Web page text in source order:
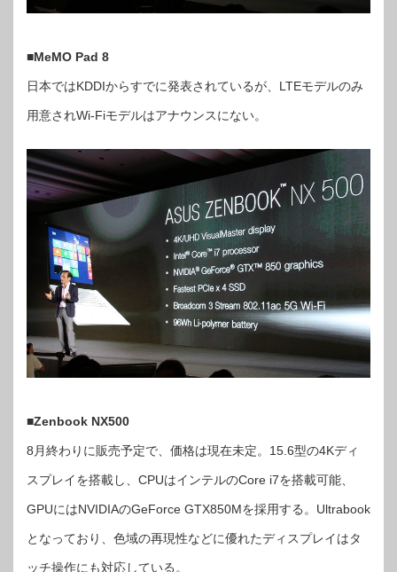
■MeMO Pad 8
日本ではKDDIからすでに発表されているが、LTEモデルのみ
用意されWi-Fiモデルはアナウンスにない。
■Zenbook NX500
8月終わりに販売予定で、価格は現在未定。15.6型の4Kディ
スプレイを搭載し、CPUはインテルのCore i7を搭載可能、
GPUにはNVIDIAのGeForce GTX850Mを採用する。Ultrabook
となっており、色域の再現性などに優れたディスプレイはタ
ッチ操作にも対応している。